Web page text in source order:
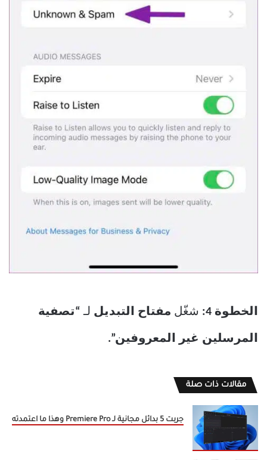
الخطوة 4: شغّل مفتاح التبديل لـ “تصفية
المرسلين غير المعروفين”.
مقالات ذات صلة
جربت 5 بدائل مجانية لـ Premiere Pro وهذا ما اعتمدته